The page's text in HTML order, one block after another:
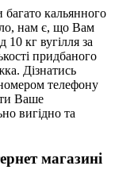
кальянного
нам є, що Вам
кг вугілля за
придбаного
Дізнатись
телефону
Ваше
вигідно та
магазині